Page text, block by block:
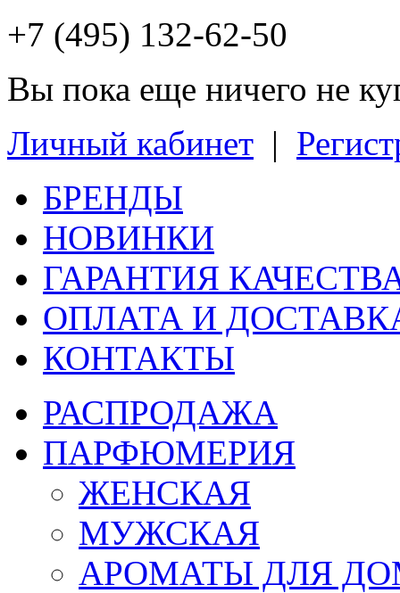
+7 (495) 132-62-50
Вы пока еще ничего не
Личный кабинет |
БРЕНДЫ
НОВИНКИ
ГАРАНТИЯ
ОПЛАТА И
КОНТАКТЫ
РАСПРОДАЖА
ПАРФЮМЕРИЯ
ЖЕНСКАЯ
МУЖСКАЯ
АРОМАТЫ ДЛЯ